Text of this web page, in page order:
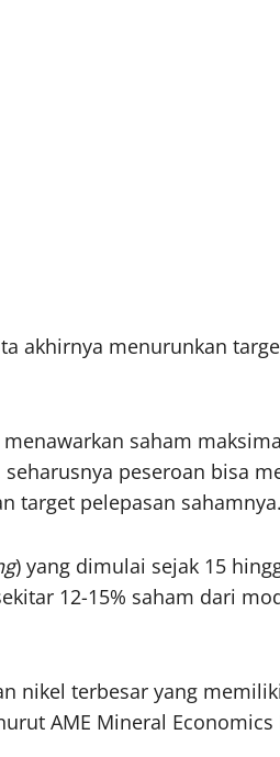
akhirnya menurunkan
saham
peseroan bisa
target pelepasan sahamnya.
) yang dimulai sejak 15
12-15% saham dari
nikel terbesar yang
AME Mineral Economics